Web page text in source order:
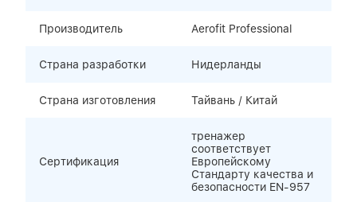
Производитель Aerofit Professional
Страна разработки Нидерланды
Страна изготовления Тайвань / Китай
Сертификация
тренажер
соответствует
Европейскому
Стандарту качества и
безопасности EN-957